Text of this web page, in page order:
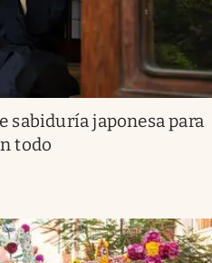
sabiduría japonesa para
todo